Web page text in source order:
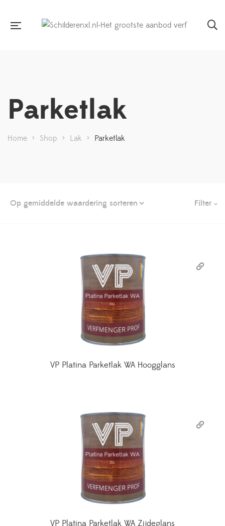
Parketlak
Home > Shop > Lak > Parketlak
Filter
VP Platina Parketlak WA Hoogglans
VP Platina Parketlak WA Zijdeglans